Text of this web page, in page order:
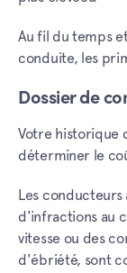
Au fil du temps
conduite, les
Dossier de
Votre historique
déterminer le
Les
d'infractions au
vitesse ou des
d'ébriété, sont